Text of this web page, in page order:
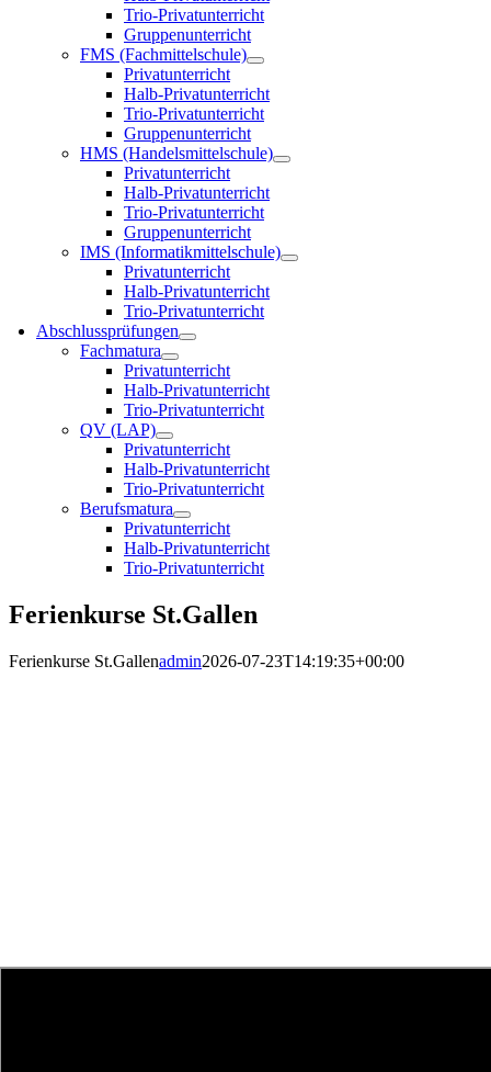
Trio-Privatunterricht
Gruppenunterricht
FMS (Fachmittelschule)
Privatunterricht
Halb-Privatunterricht
Trio-Privatunterricht
Gruppenunterricht
HMS (Handelsmittelschule)
Privatunterricht
Halb-Privatunterricht
Trio-Privatunterricht
Gruppenunterricht
IMS (Informatikmittelschule)
Privatunterricht
Halb-Privatunterricht
Trio-Privatunterricht
Abschlussprüfungen
Fachmatura
Privatunterricht
Halb-Privatunterricht
Trio-Privatunterricht
QV (LAP)
Privatunterricht
Halb-Privatunterricht
Trio-Privatunterricht
Berufsmatura
Privatunterricht
Halb-Privatunterricht
Trio-Privatunterricht
Ferienkurse St.Gallen
Ferienkurse St.Gallenadmin2026-07-23T14:19:35+00:00